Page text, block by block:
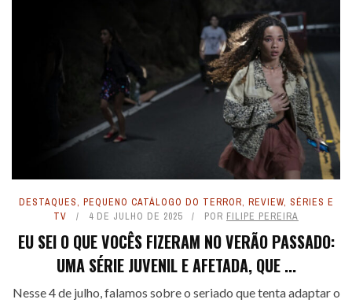
DESTAQUES, PEQUENO CATÁLOGO DO TERROR, REVIEW, SÉRIES E
TV
4 DE JULHO DE 2025 POR FILIPE PEREIRA
EU SEI O QUE VOCÊS FIZERAM NO VERÃO PASSADO:
UMA SÉRIE JUVENIL E AFETADA, QUE ...
Nesse 4 de julho, falamos sobre o seriado que tenta adaptar o